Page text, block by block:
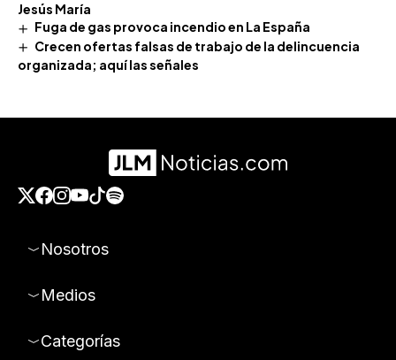
Jesús María
Fuga de gas provoca incendio en La España
Crecen ofertas falsas de trabajo de la delincuencia
organizada; aquí las señales
Nosotros
Medios
Categorías